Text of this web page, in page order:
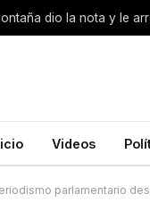
dio la nota y le
Videos
parlamentario